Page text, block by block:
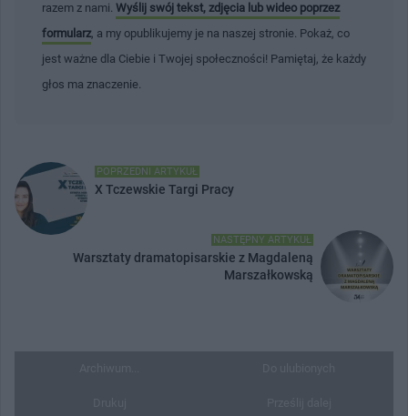
razem z nami. Wyślij swój tekst, zdjęcia lub wideo poprzez
formularz , a my opublikujemy je na naszej stronie. Pokaż, co
jest ważne dla Ciebie i Twojej społeczności! Pamiętaj, że każdy
głos ma znaczenie.
POPRZEDNI ARTYKUŁ
X Tczewskie Targi Pracy
NASTĘPNY ARTYKUŁ
Warsztaty dramatopisarskie z Magdaleną
Marszałkowską